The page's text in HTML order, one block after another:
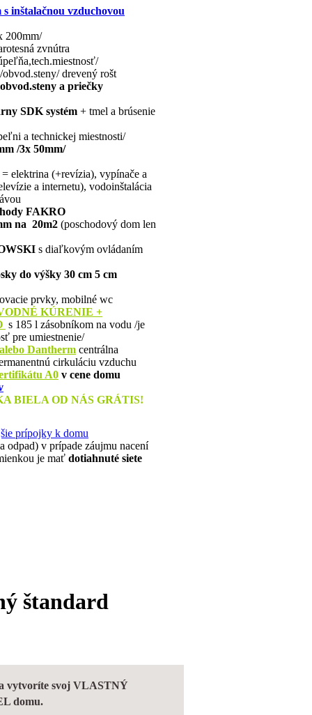
inštalačnou vzduchovou
200mm/
zvnútra
drevený rošt
a priečky
SDK systém + tmel a brúsenie
a technickej miestnosti/
/3x 50mm/
elektrina (+revízia), vypínače a
a internetu), vodoinštalácia
FAKRO
na 20m2 (poschodový dom len
s diaľkovým ovládaním
do výšky 30 cm 5 cm
prvky, mobilné wc
KÚRENIE +
s 185 l zásobníkom na vodu /je
pre umiestnenie/
Dantherm centrálna
cirkuláciu vzduchu
A0 v cene domu
BIELA OD NÁS GRÁTIS!
prípojky k domu
odpad) v prípade záujmu nacení
je mať dotiahnuté siete
štandard
vytvoríte svoj VLASTNÝ
domu.